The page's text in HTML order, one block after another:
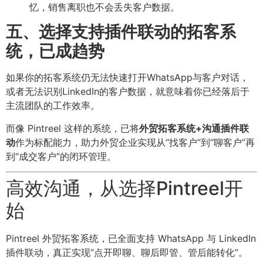
忆，销售离职也不会丢失客户数据。
五、选择支持插件联动的拓客系
统，已成趋势
如果你的拓客系统仍无法快速打开WhatsApp与客户对话，
或者无法识别LinkedIn的客户数据，就意味着你已经落后于
主流团队的工作效率。
而像 Pintreel 这样的系统，已将外贸拓客系统+沟通插件联
动作为标配能力，助力外贸企业实现从“找客户”到“聊客户”再
到“成交客户”的闭环管理。
高效沟通，从选择Pintreel开
始
Pintreel 外贸拓客系统，已全面支持 WhatsApp 与 LinkedIn
插件联动，真正实现“点开即聊、聊后即管、管后能转化”。